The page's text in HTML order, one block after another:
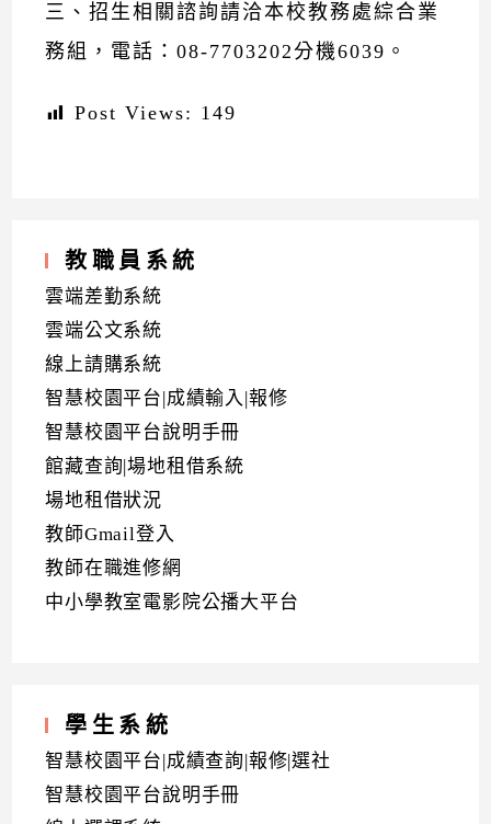
三、招生相關諮詢請洽本校教務處綜合業
務組，電話：08-7703202分機6039。
Post Views: 149
教職員系統
雲端差勤系統
雲端公文系統
線上請購系統
智慧校園平台|成績輸入|報修
智慧校園平台說明手冊
館藏查詢|場地租借系統
場地租借狀況
教師Gmail登入
教師在職進修網
中小學教室電影院公播大平台
學生系統
智慧校園平台|成績查詢|報修|選社
智慧校園平台說明手冊